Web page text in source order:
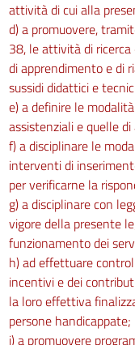
attività di cui alla
d) a promuovere,
38, le attività di
di apprendimento e di
sussidi didattici e
e) a definire le
assistenziali e quelle di
f) a disciplinare le
interventi di
per verificarne la
g) a disciplinare con
vigore della presente
funzionamento dei
h) ad effettuare
incentivi e dei
la loro effettiva
persone handicappate;
i) a promuovere